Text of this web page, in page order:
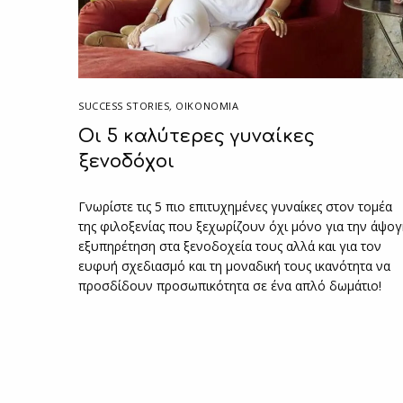
SUCCESS STORIES, ΟΙΚΟΝΟΜΙΑ
Οι 5 καλύτερες γυναίκες
ξενοδόχοι
Γνωρίστε τις 5 πιο επιτυχημένες γυναίκες στον τομέα
της φιλοξενίας που ξεχωρίζουν όχι μόνο για την
εξυπηρέτηση στα ξενοδοχεία τους αλλά και για τον
ευφυή σχεδιασμό και τη μοναδική τους ικανότητα να
προσδίδουν προσωπικότητα σε ένα απλό δωμάτιο!